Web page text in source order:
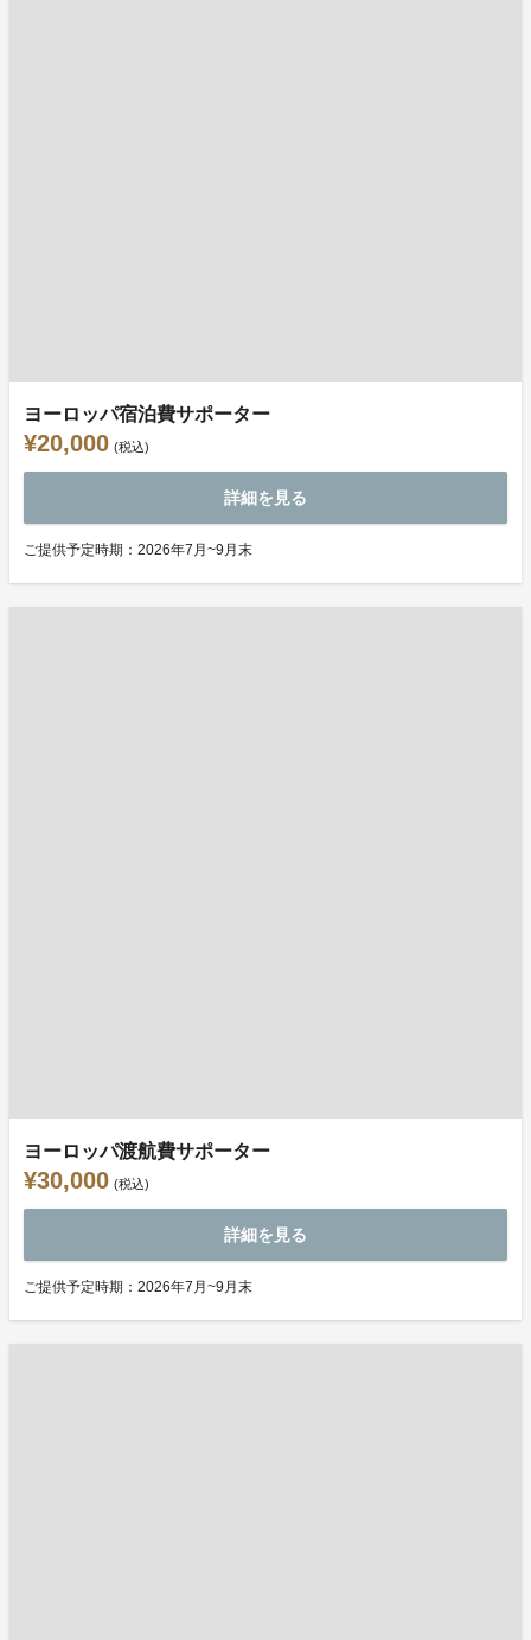
ヨーロッパ宿泊費サポーター
¥20,000 (税込)
詳細を見る
ご提供予定時期：2026年7月~9月末
ヨーロッパ渡航費サポーター
¥30,000 (税込)
詳細を見る
ご提供予定時期：2026年7月~9月末